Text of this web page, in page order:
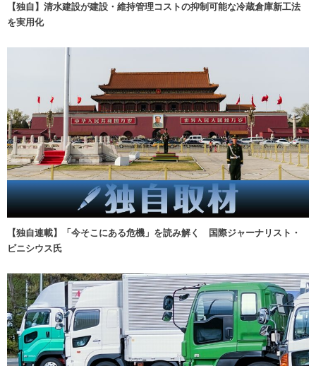
【独自】清水建設が建設・維持管理コストの抑制可能な冷蔵倉庫新工法
を実用化
【独自連載】「今そこにある危機」を読み解く 国際ジャーナリスト・
ビニシウス氏